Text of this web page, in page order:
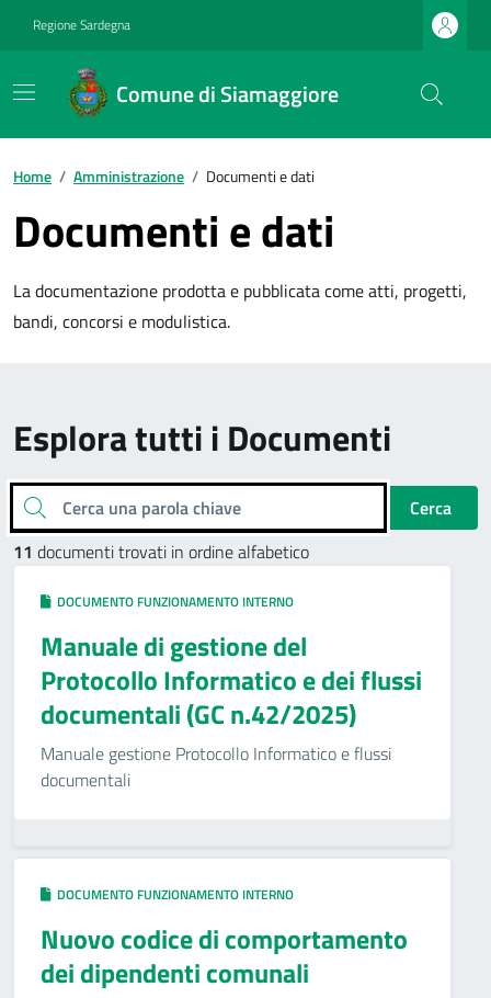
Regione Sardegna
Comune di Siamaggiore
Home / Amministrazione / Documenti e dati
Documenti e dati
La documentazione prodotta e pubblicata come atti, progetti,
bandi, concorsi e modulistica.
Esplora tutti i Documenti
Cerca una parola chiave
Cerca
11 documenti trovati in ordine alfabetico
DOCUMENTO FUNZIONAMENTO INTERNO
Manuale di gestione del
Protocollo Informatico e dei flussi
documentali (GC n.42/2025)
Manuale gestione Protocollo Informatico e flussi
documentali
DOCUMENTO FUNZIONAMENTO INTERNO
Nuovo codice di comportamento
dei dipendenti comunali